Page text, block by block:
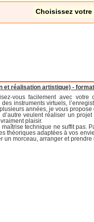
Choisissez votre
et réalisation artistique) -
vous facilement avec
des instruments virtuels,
années, je vous propose
veulent réaliser un
plaisir.
technique ne suffit pas.
théoriques adaptées à vos
un morceau, arranger et